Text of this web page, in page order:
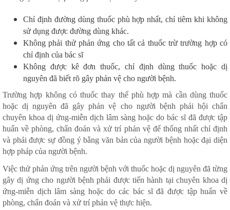
Chỉ định đường dùng thuốc phù hợp nhất, chỉ tiêm khi không
sử dụng được đường dùng khác.
Không phải thử phản ứng cho tất cả thuốc trừ trường hợp có
chỉ định của bác sĩ
Không được kê đơn thuốc, chỉ định dùng thuốc hoặc dị
nguyên đã biết rõ gây phản vệ cho người bệnh.
Trường hợp không có thuốc thay thế phù hợp mà cần dùng thuốc
hoặc dị nguyên đã gây phản vệ cho người bệnh phải hội chẩn
chuyên khoa dị ứng-miễn dịch lâm sàng hoặc do bác sĩ đã được tập
huấn về phòng, chẩn đoán và xử trí phản vệ để thống nhất chỉ định
và phải được sự đồng ý bằng văn bản của người bệnh hoặc đại diện
hợp pháp của người bệnh.
Việc thử phản ứng trên người bệnh với thuốc hoặc dị nguyên đã từng
gây dị ứng cho người bệnh phải được tiến hành tại chuyên khoa dị
ứng-miễn dịch lâm sàng hoặc do các bác sĩ đã được tập huấn về
phòng, chẩn đoán và xử trí phản vệ thực hiện.